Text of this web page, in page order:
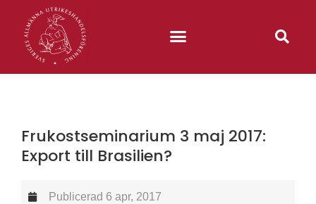
Frukostseminarium 3 maj 2017:
Export till Brasilien?
Publicerad 6 apr, 2017